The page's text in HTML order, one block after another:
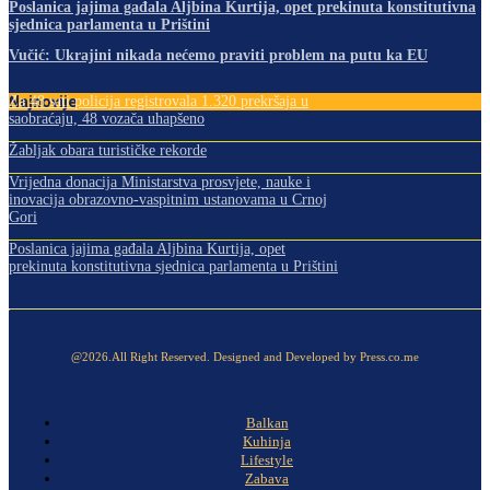
Poslanica jajima gađala Aljbina Kurtija, opet prekinuta konstitutivna
sjednica parlamenta u Prištini
Vučić: Ukrajini nikada nećemo praviti problem na putu ka EU
Najnovije
Za 48 sati policija registrovala 1.320 prekršaja u
saobraćaju, 48 vozača uhapšeno
Žabljak obara turističke rekorde
Vrijedna donacija Ministarstva prosvjete, nauke i
inovacija obrazovno-vaspitnim ustanovama u Crnoj
Gori
Poslanica jajima gađala Aljbina Kurtija, opet
prekinuta konstitutivna sjednica parlamenta u Prištini
@2026.All Right Reserved. Designed and Developed by Press.co.me
Balkan
Kuhinja
Lifestyle
Zabava